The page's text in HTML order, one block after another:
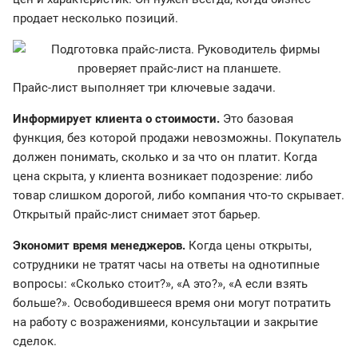
продает несколько позиций.
Прайс-лист выполняет три ключевые задачи.
Информирует клиента о стоимости. Это базовая
функция, без которой продажи невозможны. Покупатель
должен понимать, сколько и за что он платит. Когда
цена скрыта, у клиента возникает подозрение: либо
товар слишком дорогой, либо компания что-то скрывает.
Открытый прайс-лист снимает этот барьер.
Экономит время менеджеров. Когда цены открыты,
сотрудники не тратят часы на ответы на однотипные
вопросы: «Сколько стоит?», «А это?», «А если взять
больше?». Освободившееся время они могут потратить
на работу с возражениями, консультации и закрытие
сделок.